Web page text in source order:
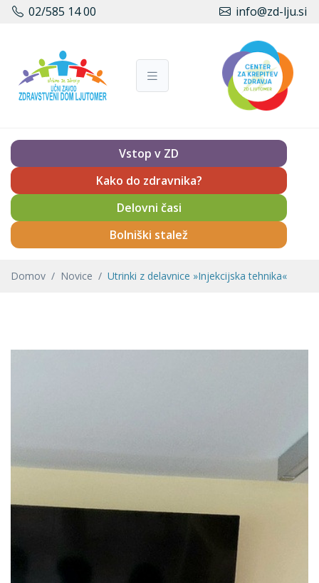
02/585 14 00 info@zd-lju.si
Vstop v ZD
Kako do zdravnika?
Delovni časi
Bolniški stalež
Domov Novice Utrinki z delavnice »Injekcijska tehnika«